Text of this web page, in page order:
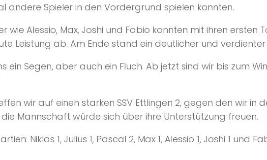
andere Spieler in den Vordergrund spielen konnten.
wie Alessio, Max, Joshi und Fabio konnten mit ihren ersten
Leistung ab. Am Ende stand ein deutlicher und verdienter
ein Segen, aber auch ein Fluch. Ab jetzt sind wir bis zum
wir auf einen starken SSV Ettlingen 2, gegen den wir in
die Mannschaft würde sich über ihre Unterstützung freuen.
Niklas 1, Julius 1, Pascal 2, Max 1, Alessio 1, Joshi 1 und